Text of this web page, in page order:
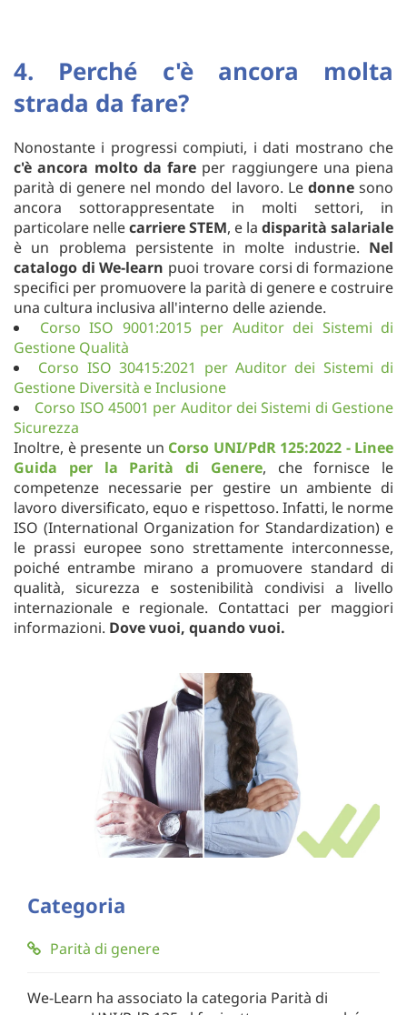
4. Perché c'è ancora molta
strada da fare?
Nonostante i progressi compiuti, i dati mostrano che
c'è ancora molto da fare per raggiungere una piena
parità di genere nel mondo del lavoro. Le donnesono
ancora sottorappresentate in molti settori, in
particolare nellecarriere STEM, e la disparità salariale
è un problema persistente in molte industrie. Nel
catalogo di We-learn puoi trovare corsi di formazione
specifici per promuovere la parità di genere e costruire
una cultura inclusiva all'interno delle aziende.
Corso ISO 9001:2015 per Auditor dei Sistemi di
Gestione Qualità
Corso ISO 30415:2021 per Auditor dei Sistemi di
Gestione Diversità e Inclusione
Corso ISO 45001 per Auditor dei Sistemi di Gestione
Sicurezza
Inoltre, è presente un Corso UNI/PdR 125:2022 - Linee
Guida per la Parità di Genere, che fornisce le
competenze necessarie per gestire un ambiente di
lavoro diversificato, equo e rispettoso. Infatti, le norme
ISO (International Organization for Standardization) e
le prassi europee sono strettamente interconnesse,
poiché entrambe mirano a promuovere standard di
qualità, sicurezza e sostenibilità condivisi a livello
internazionale e regionale. Contattaci per maggiori
informazioni. Dove vuoi, quando vuoi.
Categoria
Parità di genere
We-Learn ha associato la categoria Parità di